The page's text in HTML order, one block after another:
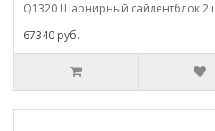
Q1320 Шарнирный сайлентблок 2
67340 руб.